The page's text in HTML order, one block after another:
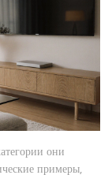
они
примеры,